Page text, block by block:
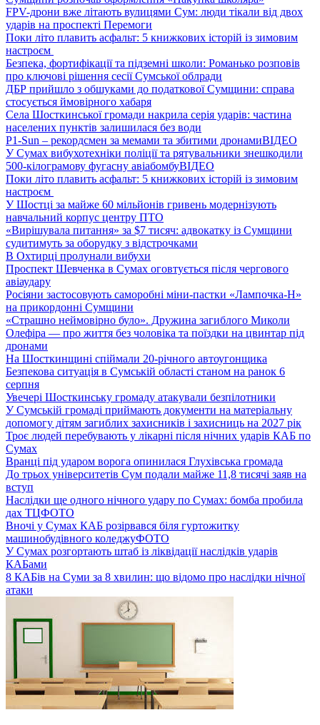
FPV-дрони вже літають вулицями Сум: люди тікали від двох
ударів на проспекті Перемоги
Поки літо плавить асфальт: 5 книжкових історій із зимовим
настроєм
Безпека, фортифікації та підземні школи: Романько розповів
про ключові рішення сесії Сумської облради
ДБР прийшло з обшуками до податкової Сумщини: справа
стосується ймовірного хабаря
Села Шосткинської громади накрила серія ударів: частина
населених пунктів залишилася без води
P1-Sun – рекордсмен за мемами та збитими дронамиВІДЕО
У Сумах вибухотехніки поліції та рятувальники знешкодили
500-кілограмову фугасну авіабомбуВІДЕО
Поки літо плавить асфальт: 5 книжкових історій із зимовим
настроєм
У Шостці за майже 60 мільйонів гривень модернізують
навчальний корпус центру ПТО
«Вирішувала питання» за $7 тисяч: адвокатку із Сумщини
судитимуть за оборудку з відстрочками
В Охтирці пролунали вибухи
Проспект Шевченка в Сумах оговтується після чергового
авіаудару
Росіяни застосовують саморобні міни-пастки «Лампочка-Н»
на прикордонні Сумщини
«Страшно неймовірно було». Дружина загиблого Миколи
Олефіра — про життя без чоловіка та поїздки на цвинтар під
дронами
На Шосткинщині спіймали 20-річного автоугонщика
Безпекова ситуація в Сумській області станом на ранок 6
серпня
Увечері Шосткинську громаду атакували безпілотники
У Сумській громаді приймають документи на матеріальну
допомогу дітям загиблих захисників і захисниць на 2027 рік
Троє людей перебувають у лікарні після нічних ударів КАБ по
Сумах
Вранці під ударом ворога опинилася Глухівська громада
До трьох університетів Сум подали майже 11,8 тисячі заяв на
вступ
Наслідки ще одного нічного удару по Сумах: бомба пробила
дах ТЦФОТО
Вночі у Сумах КАБ розірвався біля гуртожитку
машинобудівного коледжуФОТО
У Сумах розгортають штаб із ліквідації наслідків ударів
КАБами
8 КАБів на Суми за 8 хвилин: що відомо про наслідки нічної
атаки